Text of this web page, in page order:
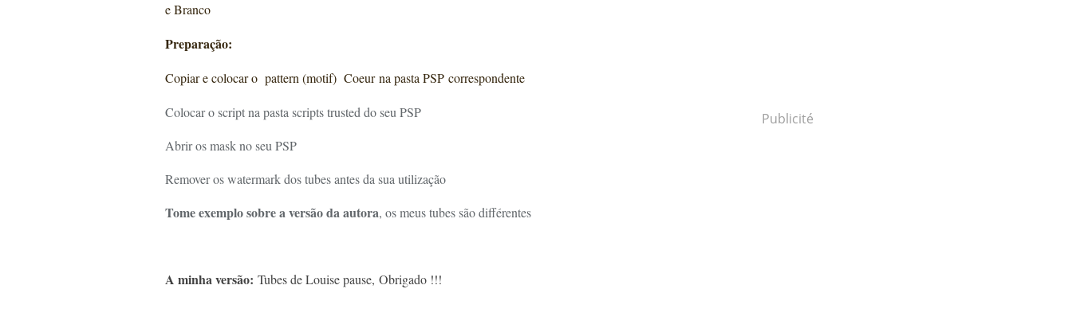
e Branco
Preparação:
Copiar e colocar o pattern (motif) Coeur na pasta PSP correspondente
Colocar o script na pasta scripts trusted do seu PSP
Abrir os mask no seu PSP
Remover os watermark dos tubes antes da sua utilização
Tome exemplo sobre a versão da autora, os meus tubes são différentes
A minha versão: Tubes de Louise pause, Obrigado !!!
Publicité